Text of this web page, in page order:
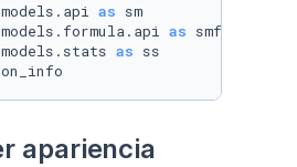
as
as
as
apariencia